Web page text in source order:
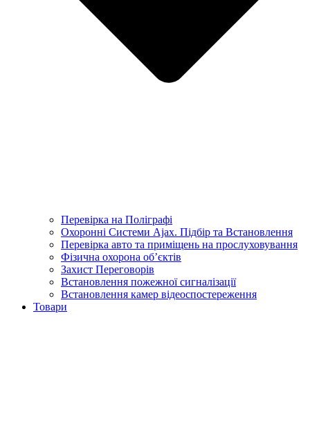
Перевірка на Поліграфі
Охоронні Системи Ajax. Підбір та Встановлення
Перевірка авто та приміщень на прослуховування
Фізична охорона об’єктів
Захист Переговорів
Встановлення пожежної сигналізації
Встановлення камер відеоспостереження
Товари